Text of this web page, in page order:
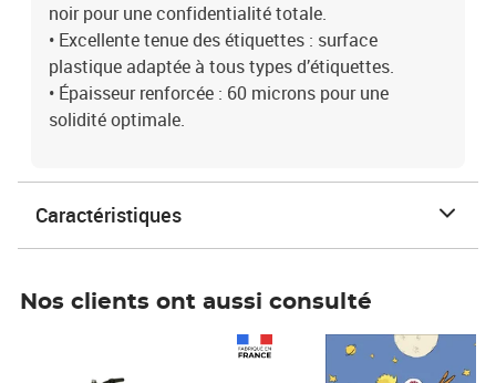
noir pour une confidentialité totale.
• Excellente tenue des étiquettes : surface
plastique adaptée à tous types d’étiquettes.
• Épaisseur renforcée : 60 microns pour une
solidité optimale.
Caractéristiques
Nos clients ont aussi consulté
Prix 7,50€